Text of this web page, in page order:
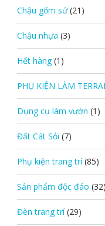
Chậu gốm sứ (21)
Chậu nhựa (3)
Hết hàng (1)
PHỤ KIỆN LÀM
Dụng cụ làm vườn (1)
Đất Cát Sỏi (7)
Phụ kiện trang trí (85)
Sản phẩm độc đáo (32)
Đèn trang trí (29)